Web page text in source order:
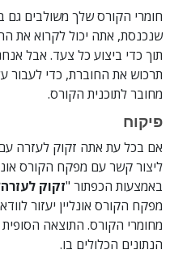
חומרי הקורס שלך משולבים גם
שנכנסת, אתה יכול לקרוא את
תוך כדי ביצוע כל צעד. אבל
תרכוש את החוברת, כדי לעבור
מחובר לתוכנית הקורס.
פיקוח
אם בכל עת אתה זקוק לעזרה
ליצור קשר עם מפקח הקורס
באמצעות הכפתור "זקוק
מפקח הקורס אונליין יעזור
מחומרי הקורס. התוצאה
הנתונים הכלולים בו.